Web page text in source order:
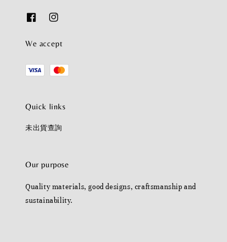
We accept
Quick links
未出貨查詢
Our purpose
Quality materials, good designs, craftsmanship and
sustainability.